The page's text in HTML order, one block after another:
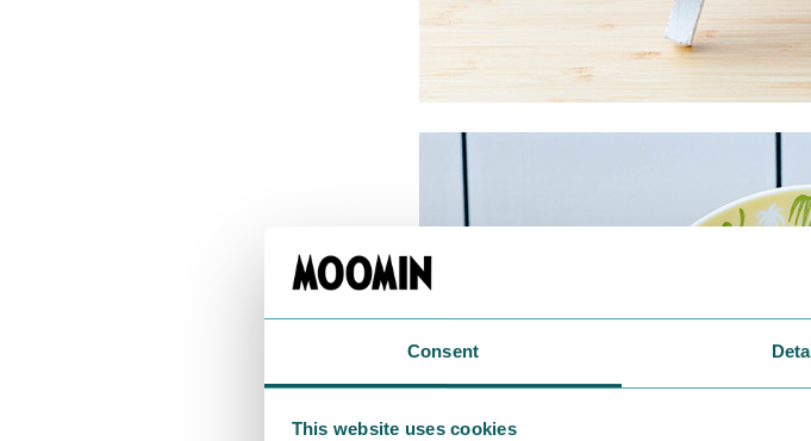
Consent
This website uses cookies